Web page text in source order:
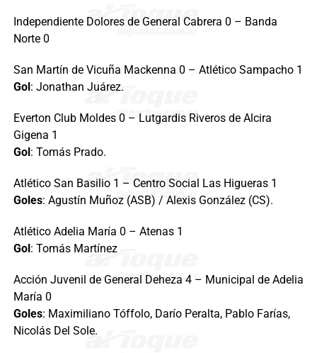
Independiente Dolores de General Cabrera 0 – Banda
Norte 0
San Martín de Vicuña Mackenna 0 – Atlético Sampacho 1
Gol : Jonathan Juárez.
Everton Club Moldes 0 – Lutgardis Riveros de Alcira
Gigena 1
Gol : Tomás Prado.
Atlético San Basilio 1 – Centro Social Las Higueras 1
Goles: Agustín Muñoz (ASB) / Alexis González (CS).
Atlético Adelia María 0 – Atenas 1
Gol : Tomás Martínez
Acción Juvenil de General Deheza 4 – Municipal de Adelia
María 0
Goles: Maximiliano Tóffolo, Darío Peralta, Pablo Farías,
Nicolás Del Sole.